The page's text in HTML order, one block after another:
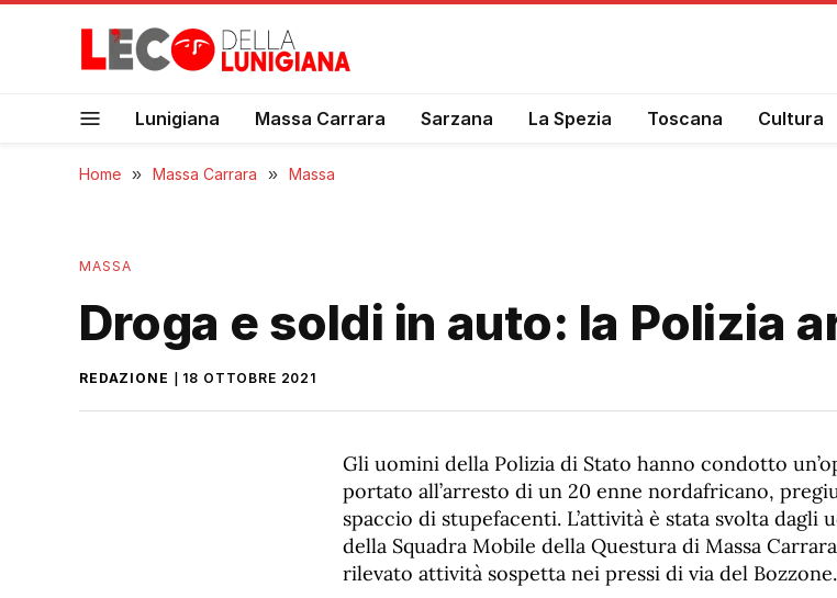
Lunigiana Massa Carrara Sarzana La Spezia Toscana Cultura
Home » Massa Carrara » Massa
MASSA
Droga e soldi in auto: la Polizia
REDAZIONE 18 OTTOBRE 2021
Gli uomini della Polizia di Stato hanno condotto
portato all’arresto di un 20 enne nordafricano,
spaccio di stupefacenti. L’attività è stata svolta dagli
della Squadra Mobile della Questura di Massa
rilevato attività sospetta nei pressi di via del Bozzone.